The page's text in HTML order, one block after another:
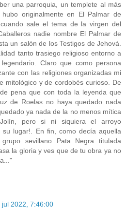
una parroquia, un templete al más
originalmente en El Palmar de
sale el tema de la virgen del
nadie nombre El Palmar de
un salón de los Testigos de Jehová.
tanto trasiego religioso entorno a
Claro que como persona
con las religiones organizadas mi
mitológico y de cordobés curioso. De
pena que con toda la leyenda que
de Roelas no haya quedado nada
ya nada de la no menos mítica
pero si ni siquiera el arroyo
su lugar!. En fin, como decía aquella
sevillano Pata Negra titulada
la gloria y ves que de tu obra ya no
jul 2022, 7:46:00